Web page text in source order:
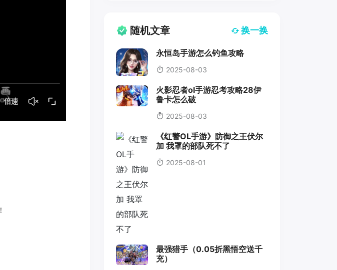
随机文章 换一换
永恒岛手游怎么钓鱼攻略
2025-08-03
火影忍者ol手游忍考攻略28伊
鲁卡怎么破
2025-08-03
《红警OL手游》防御之王伏尔
加 我罩的部队死不了
2025-08-01
最强猎手（0.05折黑悟空送千
充）